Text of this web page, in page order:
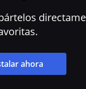
ahora